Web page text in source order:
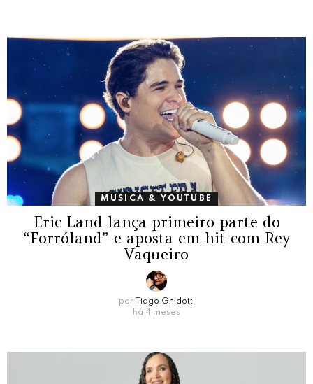
MUSICA & YOUTUBE
Eric Land lança primeiro parte do
“Forróland” e aposta em hit com Rey
Vaqueiro
por
Tiago Ghidotti
há 4 meses